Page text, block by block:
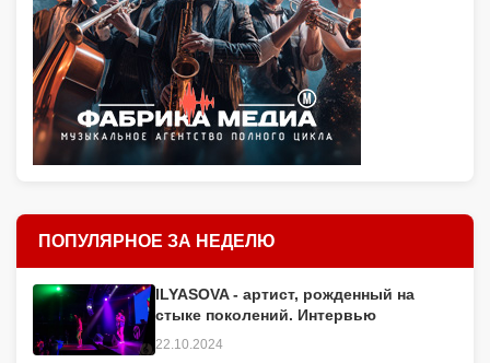
ПОПУЛЯРНОЕ ЗА НЕДЕЛЮ
ILYASOVA - артист, рожденный на
стыке поколений. Интервью
22.10.2024